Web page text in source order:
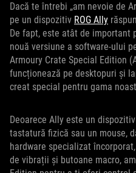
Dacă te întrebi „am nevoie de
pe un dispozitiv ROG Ally
De fapt, este atât de important
nouă versiune a software-ului
Armoury Crate Special Edition
funcționează pe desktopuri și
creat special pentru gama
Deoarece Ally este un
tastatură fizică sau un mouse,
hardware specializat
de vibrații și butoane macro,